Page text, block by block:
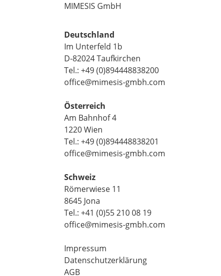
MIMESIS GmbH
Deutschland
Im Unterfeld 1b
D-82024 Taufkirchen
Tel.: +49 (0)894448838200
office@mimesis-gmbh.com
Österreich
Am Bahnhof 4
1220 Wien
Tel.: +49 (0)894448838201
office@mimesis-gmbh.com
Schweiz
Römerwiese 11
8645 Jona
Tel.: +41 (0)55 210 08 19
office@mimesis-gmbh.com
Impressum
Datenschutzerklärung
AGB